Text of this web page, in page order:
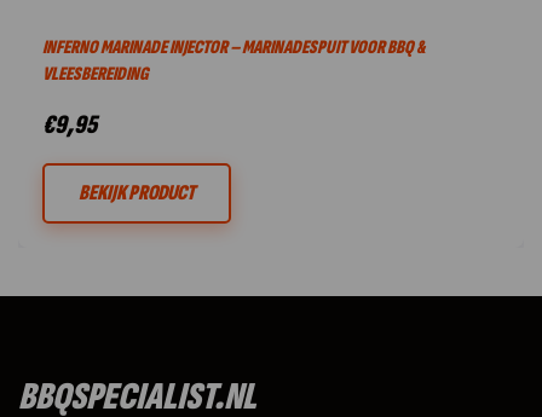
INFERNO MARINADE INJECTOR – MARINADESPUIT VOOR BBQ &
VLEESBEREIDING
€9,95
BEKIJK PRODUCT
BBQSPECIALIST.NL